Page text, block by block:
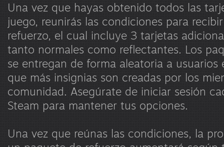
Una vez que hayas obtenido todos las
juego, reunirás las condiciones para
refuerzo, el cual incluye 3 tarjetas
tanto normales como reflectantes. Los
se entregan de forma aleatoria a usuarios
que más insignias son creadas por los
comunidad. Asegúrate de iniciar sesión
Steam para mantener tus opciones.
Una vez que reúnas las condiciones, la